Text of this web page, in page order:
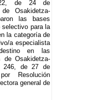
de 24 de
Osakidetza-
las bases
para la
la categoría de
a especialista
en las
de Osakidetza-
246, de 27 de
Resolución
general de